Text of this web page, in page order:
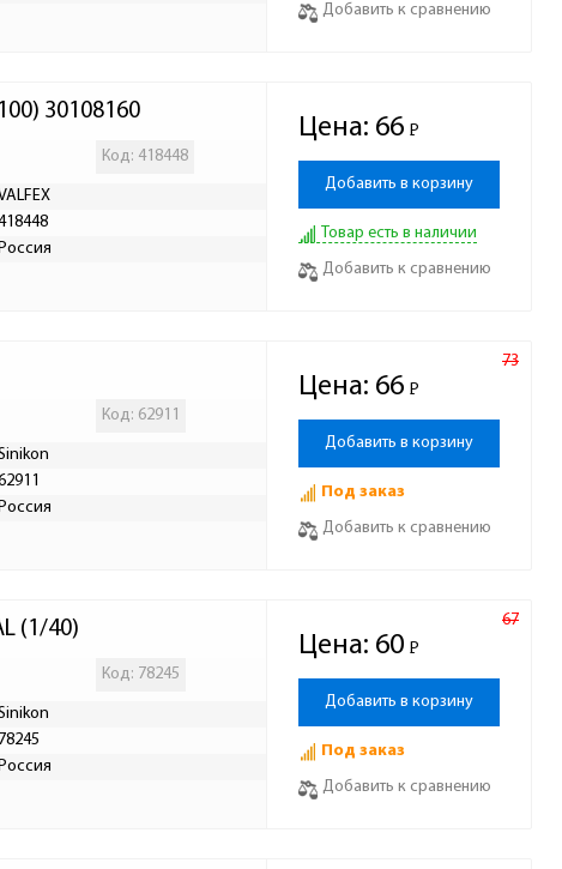
Добавить к сравнению
30108160
Код: 418448
Цена: 66 Р
-
Добавить в корзину
Товар есть в наличии
Добавить к сравнению
Код: 62911
Цена:
73
66 Р
-
Добавить в корзину
Под заказ
Добавить к сравнению
(1/40)
Код: 78245
78245
Цена:
67
60 Р
-
Добавить в корзину
Под заказ
Добавить к сравнению